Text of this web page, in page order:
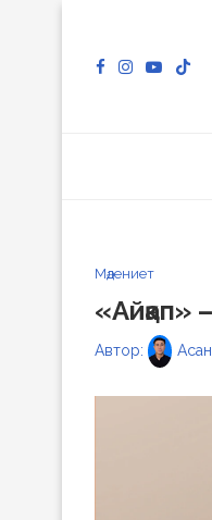
Мәдениет
«Айқап»
Автор: